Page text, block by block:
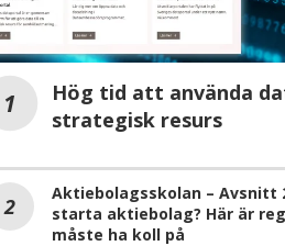
Hög tid att använda
strategisk resurs
Aktiebolagsskolan – Avsnitt
starta aktiebolag? Här är
måste ha koll på